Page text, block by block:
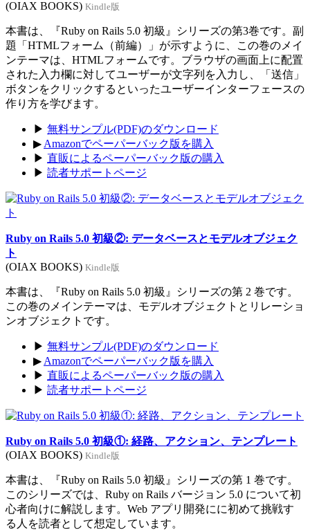
(OIAX BOOKS) Kindle版
本書は、『Ruby on Rails 5.0 初級』シリーズの第3巻です。副
題「HTMLフォーム（前編）」が示すように、この巻のメイ
ンテーマは、HTMLフォームです。ブラウザの画面上に配置
された入力欄に対してユーザーが文字列を入力し、「送信」
ボタンをクリックするといったユーザーインターフェースの
作り方を学びます。
▶ 無料サンプル(PDF)のダウンロード
▶ Amazonでペーパーバック版を購入
▶ 直販によるペーパーバック版の購入
▶ 読者サポートページ
Ruby on Rails 5.0 初級②: データベースとモデルオブジェク
ト
(OIAX BOOKS) Kindle版
本書は、『Ruby on Rails 5.0 初級』シリーズの第 2 巻です。
この巻のメインテーマは、モデルオブジェクトとリレーショ
ンオブジェクトです。
▶ 無料サンプル(PDF)のダウンロード
▶ Amazonでペーパーバック版を購入
▶ 直販によるペーパーバック版の購入
▶ 読者サポートページ
Ruby on Rails 5.0 初級①: 経路、アクション、テンプレート
(OIAX BOOKS) Kindle版
本書は、『Ruby on Rails 5.0 初級』シリーズの第 1 巻です。
このシリーズでは、Ruby on Rails バージョン 5.0 について初
心者向けに解説します。Web アプリ開発にに初めて挑戦す
る人を読者として想定しています。